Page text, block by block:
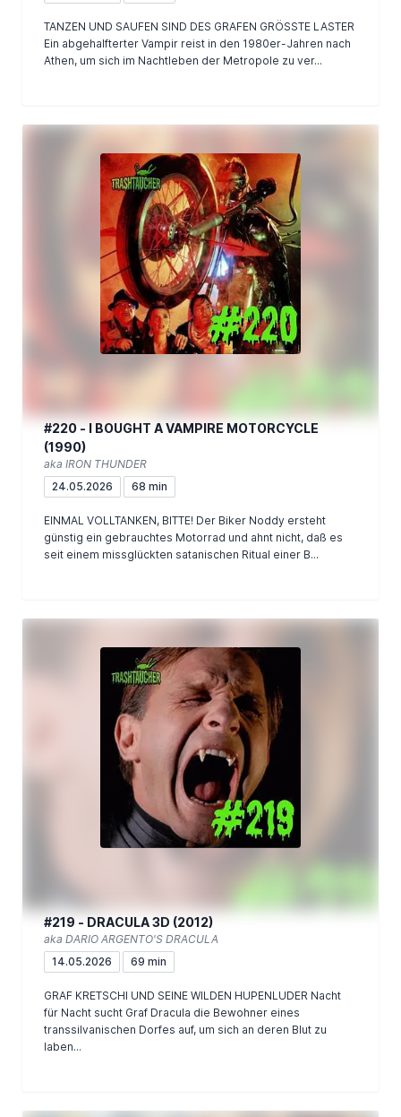
TANZEN UND SAUFEN SIND DES GRAFEN GRÖSSTE LASTER
Ein abgehalfterter Vampir reist in den 1980er-Jahren nach
Athen, um sich im Nachtleben der Metropole zu ver...
#220 - I BOUGHT A VAMPIRE MOTORCYCLE
(1990)
aka IRON THUNDER
24.05.2026
68 min
EINMAL VOLLTANKEN, BITTE! Der Biker Noddy ersteht
günstig ein gebrauchtes Motorrad und ahnt nicht, daß es
seit einem missglückten satanischen Ritual einer B...
#219 - DRACULA 3D (2012)
aka DARIO ARGENTO'S DRACULA
14.05.2026
69 min
GRAF KRETSCHI UND SEINE WILDEN HUPENLUDER Nacht
für Nacht sucht Graf Dracula die Bewohner eines
transsilvanischen Dorfes auf, um sich an deren Blut zu
laben...